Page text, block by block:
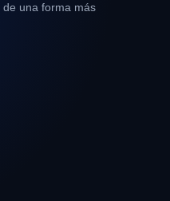
una forma más